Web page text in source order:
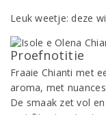
Leuk weetje: deze
Proefnotitie
Fraaie Chianti met
aroma, met
De smaak zet vol